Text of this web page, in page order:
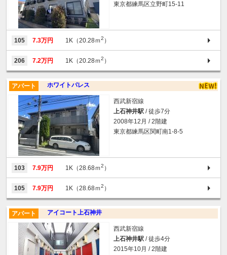
東京都練馬区立野町15-11
105 7.3万円 1K（20.28ｍ2 ）
206 7.2万円 1K（20.28ｍ2 ）
ホワイトパレス
アパート
西武新宿線
上石神井駅 / 徒歩7分
2008年12月 / 2階建
東京都練馬区関町南1-8-5
103 7.9万円 1K（28.68ｍ2 ）
105 7.9万円 1K（28.68ｍ2 ）
アイコート上石神井
アパート
西武新宿線
上石神井駅 / 徒歩4分
2015年10月 / 2階建